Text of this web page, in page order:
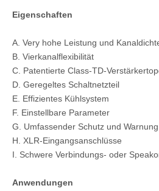
Eigenschaften
A. Very hohe Leistung und
B. Vierkanalflexibilität
C. Patentierte Class-TD-
D. Geregeltes Schaltnetzteil
E. Effizientes Kühlsystem
F. Einstellbare Parameter
G. Umfassender Schutz und Warnung
H. XLR-Eingangsanschlüsse
I. Schwere Verbindungs- oder
Anwendungen